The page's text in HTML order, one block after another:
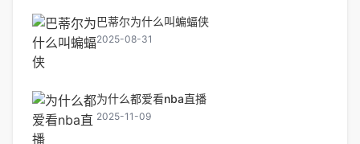
巴蒂尔为什么叫蝙蝠侠
2025-08-31
为什么都爱看nba直播
2025-11-09